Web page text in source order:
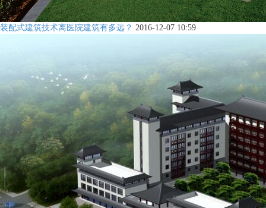
装配式建筑技术离医院建筑有多远？ 2016-12-07 10:59